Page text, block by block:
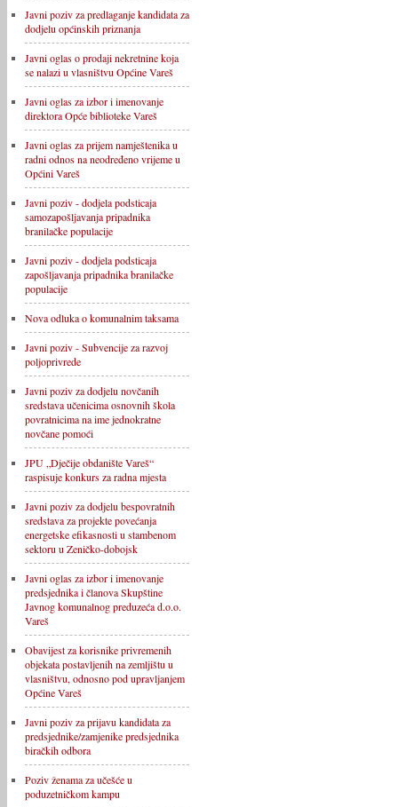
Javni poziv za predlaganje kandidata za
dodjelu općinskih priznanja
Javni oglas o prodaji nekretnine koja
se nalazi u vlasništvu Općine Vareš
Javni oglas za izbor i imenovanje
direktora Opće biblioteke Vareš
Javni oglas za prijem namještenika u
radni odnos na neodređeno vrijeme u
Općini Vareš
Javni poziv - dodjela podsticaja
samozapošljavanja pripadnika
branilačke populacije
Javni poziv - dodjela podsticaja
zapošljavanja pripadnika branilačke
populacije
Nova odluka o komunalnim taksama
Javni poziv - Subvencije za razvoj
poljoprivrede
Javni poziv za dodjelu novčanih
sredstava učenicima osnovnih škola
povratnicima na ime jednokratne
novčane pomoći
JPU „Dječije obdanište Vareš“
raspisuje konkurs za radna mjesta
Javni poziv za dodjelu bespovratnih
sredstava za projekte povećanja
energetske efikasnosti u stambenom
sektoru u Zeničko-dobojsk
Javni oglas za izbor i imenovanje
predsjednika i članova Skupštine
Javnog komunalnog preduzeća d.o.o.
Vareš
Obavijest za korisnike privremenih
objekata postavljenih na zemljištu u
vlasništvu, odnosno pod upravljanjem
Općine Vareš
Javni poziv za prijavu kandidata za
predsjednike/zamjenike predsjednika
biračkih odbora
Poziv ženama za učešće u
poduzetničkom kampu